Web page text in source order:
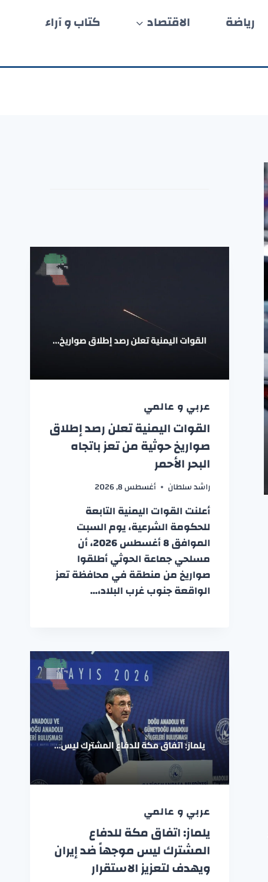
رياضة الاقتصاد
كتاب و آراء
عربي و عالمي
القوات اليمنية تعلن رصد إطلاق
صواريخ حوثية من تعز باتجاه
البحر الأحمر
راشد سلطان أغسطس 8, 2026
أعلنت القوات اليمنية التابعة
للحكومة الشرعية، يوم السبت
الموافق 8 أغسطس 2026، أن
مسلحي جماعة الحوثي أطلقوا
صواريخ من منطقة في محافظة تعز
الواقعة جنوب غرب البلاد،…
عربي و عالمي
يلماز: اتفاق مكة للدفاع
المشترك ليس موجهاً ضد إيران
ويهدف لتعزيز الاستقرار